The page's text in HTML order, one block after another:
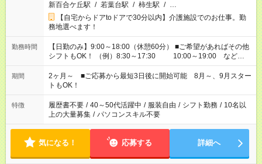
新百合ケ丘駅 / 若葉台駅 / 柿生駅 / …
【自宅からドアtoドアで30分以内】介護施設でのお仕事。勤
務地選べます！
勤務時間
【日勤のみ】9:00～18:00（休憩60分） ■ご希望があればその他
シフトもOK！ （例）8:30～17:30 10:00～19:00 など
「家族とお休みを合わせたい」 「余裕を持って夕飯の準備がし
たい」 「できれば残業はしたくない」 など、ご希望があれば教
えてくださいね。 ※Wワーク希望の方へ 今ご覧のお仕事で希望
する勤務時間と、もう1つのお仕事の勤務時間。 合計で週40時
間を超える場合は応募できません
期間
2ヶ月～ ■ご応募から最短3日後に開始可能 8月～、9月スター
トもOK！
特徴 履歴書不要 / 40～50代活躍中 / 服装自由 / シフト勤務 / 10名以
上の大量募集 / パソコンスキル不要
気になる！ 応募する 詳細へ